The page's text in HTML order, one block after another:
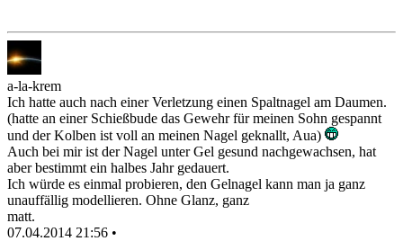
a-la-krem
Ich hatte auch nach einer Verletzung einen Spaltnagel am Daumen.
(hatte an einer Schießbude das Gewehr für meinen Sohn gespannt
und der Kolben ist voll an meinen Nagel geknallt, Aua)
Auch bei mir ist der Nagel unter Gel gesund nachgewachsen, hat
aber bestimmt ein halbes Jahr gedauert.
Ich würde es einmal probieren, den Gelnagel kann man ja ganz
unauffällig modellieren. Ohne Glanz, ganz
matt.
07.04.2014 21:56 •